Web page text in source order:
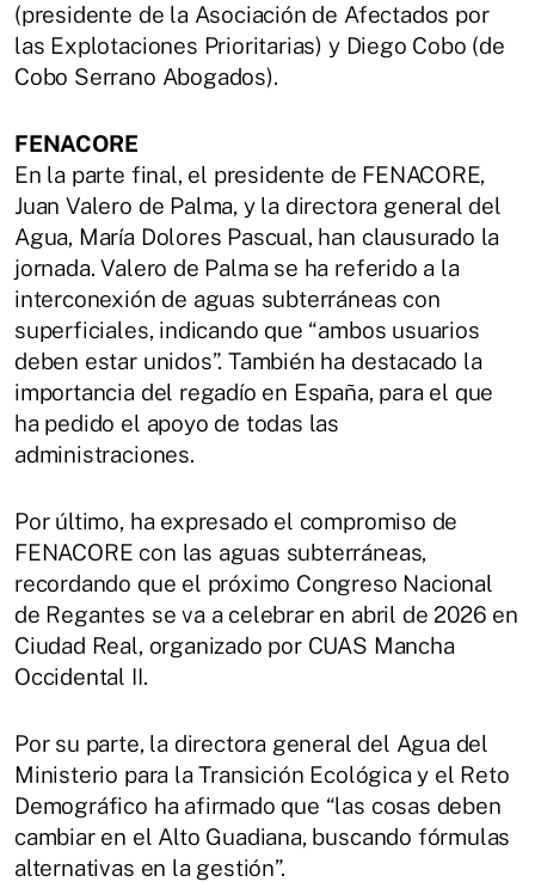
(presidente de la Asociación de Afectados por
las Explotaciones Prioritarias) y Diego Cobo (de
Cobo Serrano Abogados).
FENACORE
En la parte final, el presidente de FENACORE,
Juan Valero de Palma, y la directora general del
Agua, María Dolores Pascual, han clausurado la
jornada. Valero de Palma se ha referido a la
interconexión de aguas subterráneas con
superficiales, indicando que “ambos usuarios
deben estar unidos”. También ha destacado la
importancia del regadío en España, para el que
ha pedido el apoyo de todas las
administraciones.
Por último, ha expresado el compromiso de
FENACORE con las aguas subterráneas,
recordando que el próximo Congreso Nacional
de Regantes se va a celebrar en abril de 2026 en
Ciudad Real, organizado por CUAS Mancha
Occidental II.
Por su parte, la directora general del Agua del
Ministerio para la Transición Ecológica y el Reto
Demográfico ha afirmado que “las cosas deben
cambiar en el Alto Guadiana, buscando fórmulas
alternativas en la gestión”.